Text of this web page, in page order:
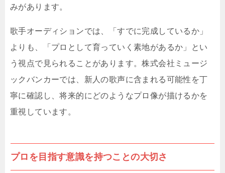
みがあります。
歌手オーディションでは、「すでに完成しているか」
よりも、「プロとして育っていく素地があるか」とい
う視点で見られることがあります。株式会社ミュージ
ックバンカーでは、新人の歌声に含まれる可能性を丁
寧に確認し、将来的にどのようなプロ像が描けるかを
重視しています。
プロを目指す意識を持つことの大切さ